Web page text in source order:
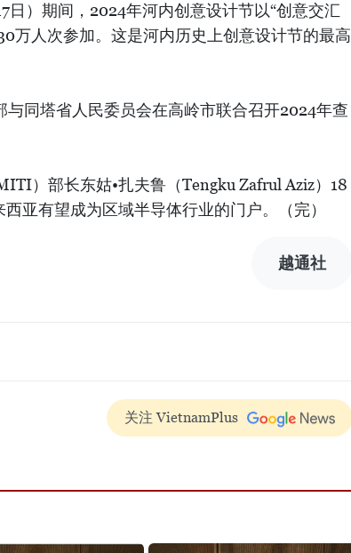
日）期间，2024年河内创意设计节以“创意交汇
万人次参加。这是河内历史上创意设计节的最高
与同塔省人民委员会在高岭市联合召开2024年查
）部长东姑•扎夫鲁（Tengku Zafrul Aziz）18
亚有望成为区域半导体行业的门户。（完）
越通社
关注 VietnamPlus